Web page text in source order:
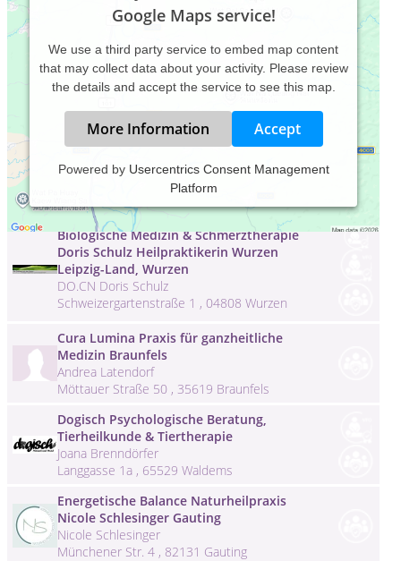
Google Maps service!
We use a third party service to embed map content
that may collect data about your activity. Please review
the details and accept the service to see this map.
More Information Accept
Powered by Usercentrics Consent Management
Platform
Bianca Schmidt Heilpraktikerin
Biologische Medizin & Schmerztherapie
Doris Schulz Heilpraktikerin Wurzen
Leipzig-Land, Wurzen
DO.CN Doris Schulz
Schweizergartenstraße 1 , 04808 Wurzen
Cura Lumina Praxis für ganzheitliche
Medizin Braunfels
Andrea Latendorf
Möttauer Straße 50 , 35619 Braunfels
Dogisch Psychologische Beratung,
Tierheilkunde & Tiertherapie
Joana Brenndörfer
Langgasse 1a , 65529 Waldems
Energetische Balance Naturheilpraxis
Nicole Schlesinger Gauting
Nicole Schlesinger
Münchener Str. 4 , 82131 Gauting